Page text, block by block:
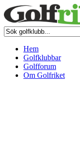
Hem
Golfklubbar
Golfforum
Om Golfriket